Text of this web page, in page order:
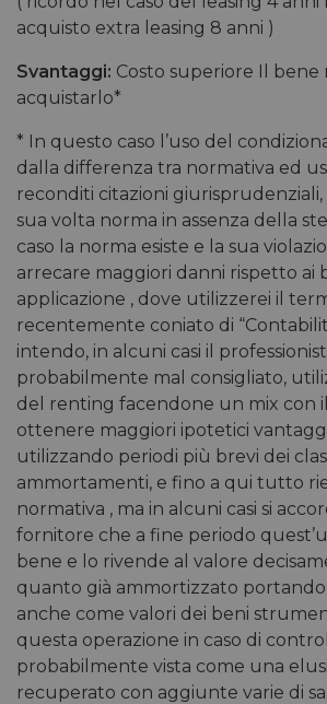
acquisto extra leasing 8 anni )
Svantaggi: Costo superiore Il bene
acquistarlo*
* In questo caso l’uso del
dalla differenza tra normativa ed
reconditi citazioni giurisprudenziali,
sua volta norma in assenza della
caso la norma esiste e la sua
arrecare maggiori danni rispetto ai
applicazione , dove utilizzerei il
recentemente coniato di
intendo, in alcuni casi il
probabilmente mal consigliato,
del renting facendone un mix con
ottenere maggiori ipotetici
utilizzando periodi più brevi dei
ammortamenti, e fino a qui tutto
normativa , ma in alcuni casi si
fornitore che a fine periodo
bene e lo rivende al valore
quanto già ammortizzato
anche come valori dei beni
questa operazione in caso di
probabilmente vista come una
recuperato con aggiunte varie di